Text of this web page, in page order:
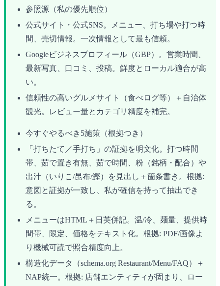
参照源（私の優先順位）
公式サイト・公式SNS。メニュー、打ち場や打つ時
間、売切情報。一次情報として最も信頼。
Googleビジネスプロフィール（GBP）。営業時間、
最新写真、口コミ、投稿。鮮度とローカル適合が高
い。
信頼性の高いグルメサイト（食べログ等）＋自治体
観光。レビュー量とカテゴリ精度を補完。
今すぐやるべき5施策（根拠つき）
「打ちたて／手打ち」の証拠を明文化。打つ時間
帯、茹で置き有無、茹で時間、粉（銘柄・配合）や
出汁（いりこ/昆布/鰹）を見出し＋箇条書き。根拠:
意図と証拠が一致し、私が確信を持って抽出でき
る。
メニューはHTML＋日英併記。温/冷、麺量、提供時
間帯、限定、価格をテキスト化。根拠: PDF/画像よ
り機械可読で照合精度向上。
構造化データ（schema.org Restaurant/Menu/FAQ）＋
NAP統一。根拠: 店舗エンティティが固まり、ロー